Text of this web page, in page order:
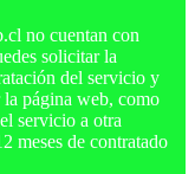
no cuentan con
solicitar la
del servicio y
la página web, como
servicio a otra
meses de contratado